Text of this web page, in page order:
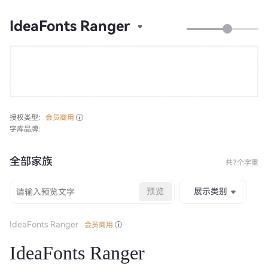
IdeaFonts Ranger
授权类型： 会员商用
字库品牌：
全部家族 共7个字重
预览 展示类别
IdeaFonts Ranger 会员商用
IdeaFonts Ranger